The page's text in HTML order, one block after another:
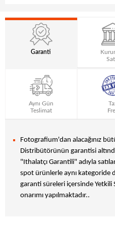
Garanti
Aynı Gün
Teslimat
Fotografium'dan alacağınız
Distribütörünün garantisi
"Ithalatçı Garantili" adıyla
spot ürünlerle aynı kategoride
garanti süreleri içersinde Yetkili
onarımı yapılmaktadır..